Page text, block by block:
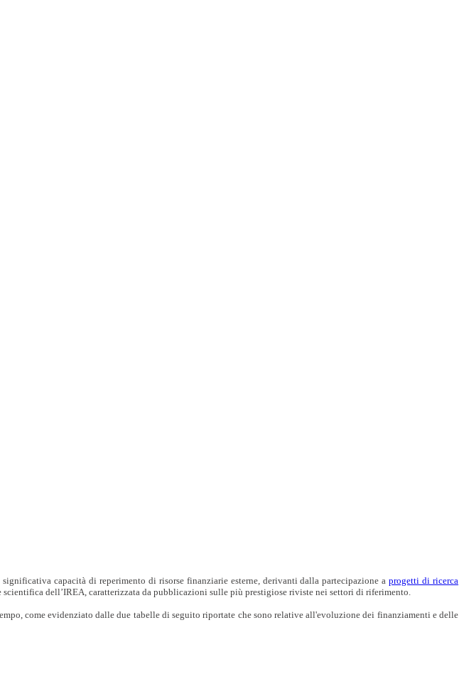
capacità di reperimento di risorse finanziarie esterne, derivanti dalla partecipazione a progetti di ricerca
dell’IREA, caratterizzata da pubblicazioni sulle più prestigiose riviste nei settori di riferimento.
come evidenziato dalle due tabelle di seguito riportate che sono relative all'evoluzione dei finanziamenti e delle